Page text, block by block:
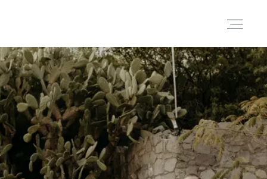
Portafolio
Historias
Cortometrajes